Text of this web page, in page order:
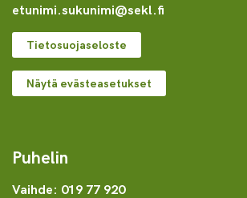
etunimi.sukunimi@sekl.fi
Tietosuojaseloste
Näytä evästeasetukset
Puhelin
Vaihde: 019 77 920